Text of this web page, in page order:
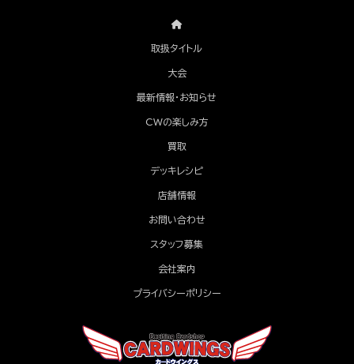
取扱タイトル
大会
最新情報・お知らせ
CWの楽しみ方
買取
デッキレシピ
店舗情報
お問い合わせ
スタッフ募集
会社案内
プライバシーポリシー